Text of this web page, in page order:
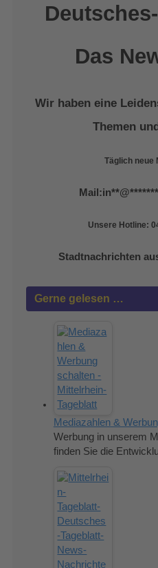
Das
Wir haben eine
Themen
Täglich neue
Mail:in**@
Unsere Hotline:
Stadtnachrichten
Gerne gelesen …
Mediazahlen &
Werbung in unserem
finden Sie die